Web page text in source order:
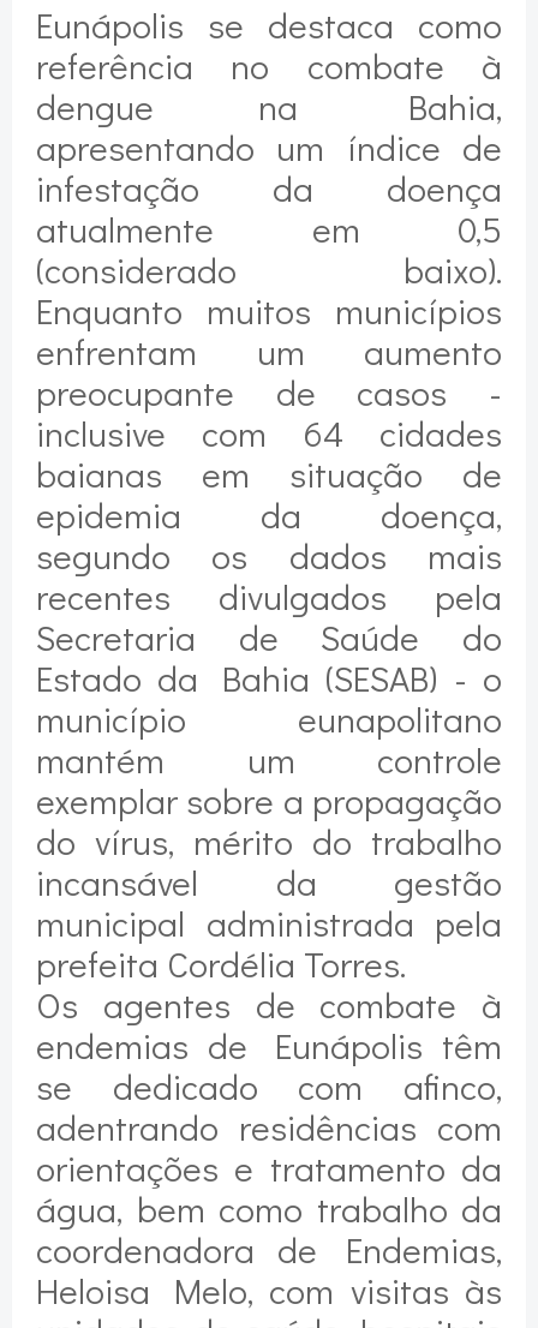
Eunápolis se destaca como
referência no combate à
dengue na Bahia,
apresentando um índice de
infestação da doença
atualmente em 0,5
(considerado baixo).
Enquanto muitos municípios
enfrentam um aumento
preocupante de casos -
inclusive com 64 cidades
baianas em situação de
epidemia da doença,
segundo os dados mais
recentes divulgados pela
Secretaria de Saúde do
Estado da Bahia (SESAB) - o
município eunapolitano
mantém um controle
exemplar sobre a propagação
do vírus, mérito do trabalho
incansável da gestão
municipal administrada pela
prefeita Cordélia Torres.
Os agentes de combate à
endemias de Eunápolis têm
se dedicado com afinco,
adentrando residências com
orientações e tratamento da
água, bem como trabalho da
coordenadora de Endemias,
Heloisa Melo, com visitas às